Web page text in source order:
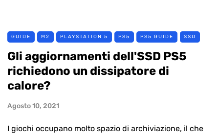
GUIDE M2 PLAYSTATION 5 PS5 PS5 GUIDE SSD
Gli aggiornamenti dell'SSD PS5
richiedono un dissipatore di
calore?
Agosto 10, 2021
I giochi occupano molto spazio di archiviazione, il che